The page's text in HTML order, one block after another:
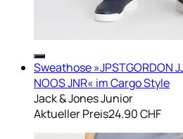
Sweathose »JPSTGORDON
NOOS JNR« im Cargo Style
Jack & Jones Junior
Aktueller Preis24.90 CHF